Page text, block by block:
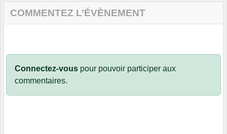
COMMENTEZ L’ÉVÈNEMENT
Connectez-vous pour pouvoir participer aux
commentaires.